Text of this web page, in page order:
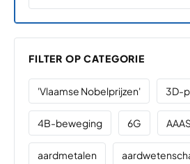
FILTER OP CATEGORIE
'Vlaamse Nobelprijzen' 3D-
4B-beweging 6G AAAS
aardmetalen